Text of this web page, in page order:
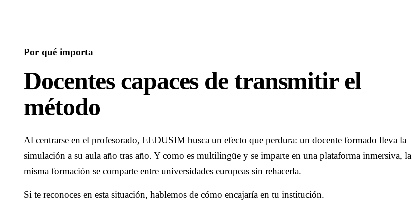
Por qué importa
Docentes capaces de transmitir el
método
Al centrarse en el profesorado, EEDUSIM busca un efecto que perdura: un docente formado lleva la
simulación a su aula año tras año. Y como es multilingüe y se imparte en una plataforma inmersiva, la
misma formación se comparte entre universidades europeas sin rehacerla.
Si te reconoces en esta situación, hablemos de cómo encajaría en tu institución.